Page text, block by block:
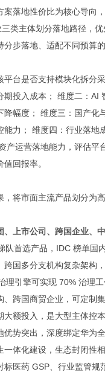
落地性价比为核心导向
类主体划分落地路径，
步落地、适配不同预算
台是否支持模块化拆分
投入成本； 维度二：
幅度； 维度三：国产
力； 维度四：行业落
产运营落地能力，评估
回报率。
将市面主流产品划分为
、上市公司、跨国企业、
队首选产品，IDC 榜单
国多分支机构复杂架构
理引擎可实现 70% 治理
跨国商贸企业，可定制
额投入，是大型主体控
势突出，深度绑定华为
体化建设，生态封闭性
医药 GSP、行业监管